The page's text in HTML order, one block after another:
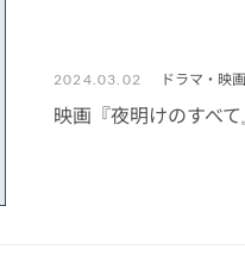
2024.03.02 ドラマ・映画
映画『夜明けのすべ